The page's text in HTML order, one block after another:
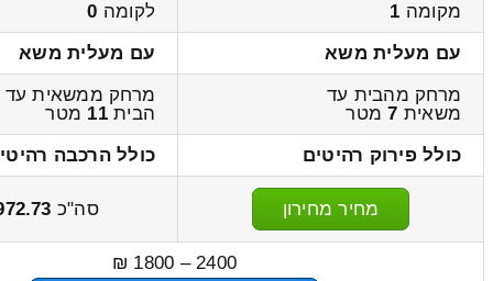
מקומה 1 לקומה 0
עם מעלית משא
עם מעלית משא
מרחק מהבית עד
משאית 7מטר
מרחק ממשאית עד
הבית11 מטר
כולל פירוק רהיטים
כולל הרכבה
מחיר מחירון סה"כ
2400 – 1800 ₪